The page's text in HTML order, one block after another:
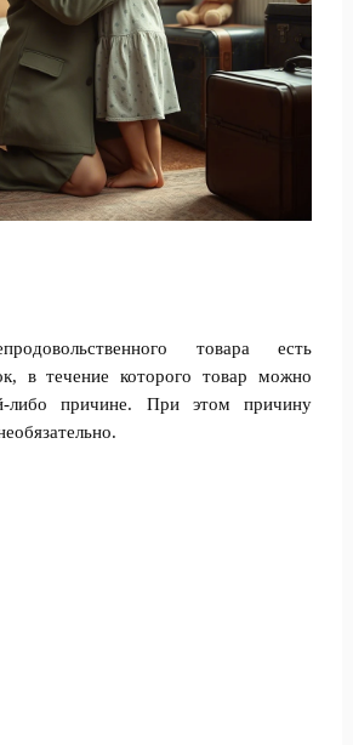
товара есть
в течение которого товар можно
либо причине. При этом причину